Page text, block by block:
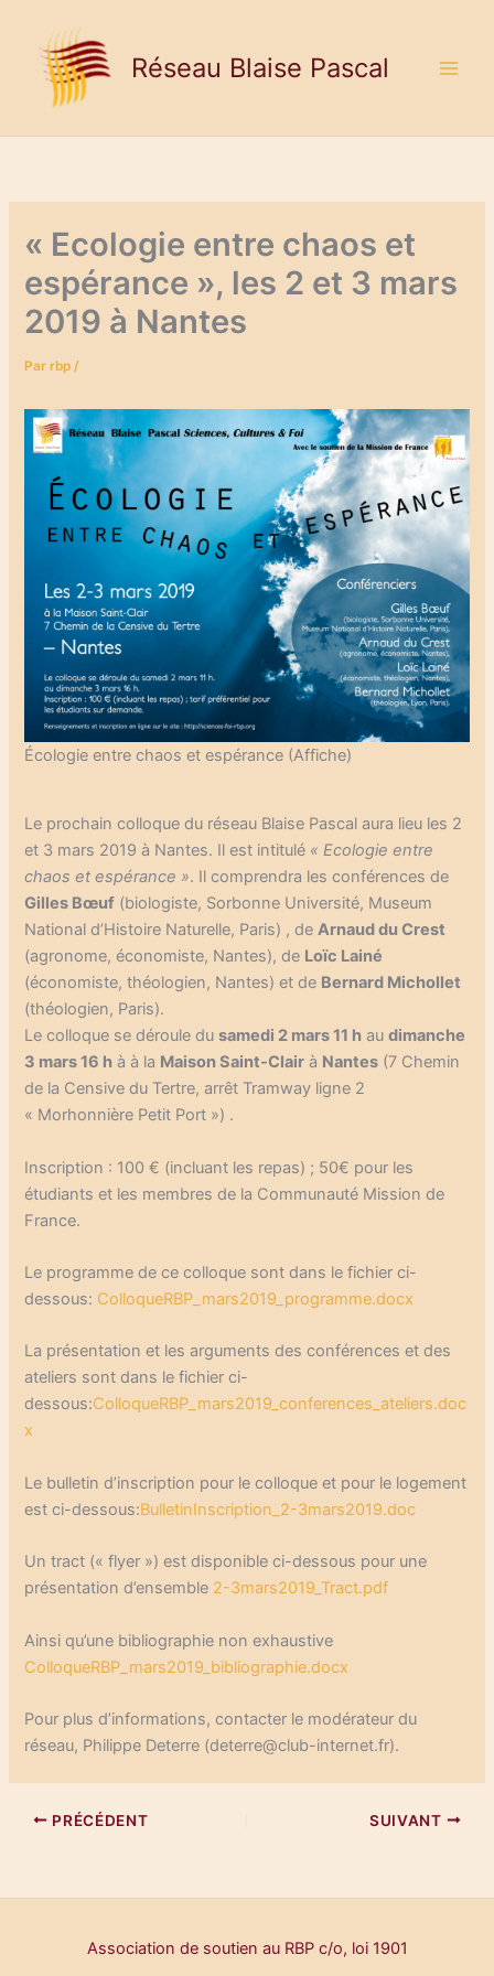
contenu
Réseau Blaise Pascal
« Ecologie entre chaos et
espérance », les 2 et 3 mars
2019 à Nantes
Parrbp/
Écologie entre chaos et espérance (Affiche)
Le prochain colloque du réseau Blaise Pascal aura lieu les 2
et 3 mars 2019 à Nantes. Il est intitulé « Ecologie entre
chaos et espérance ». Il comprendra les conférences de
Gilles Bœuf (biologiste, Sorbonne Université, Museum
National d’Histoire Naturelle, Paris) , deArnaud du Crest
(agronome, économiste, Nantes), de Loïc Lainé
(économiste, théologien, Nantes) et de Bernard Michollet
(théologien, Paris).
Le colloque se déroule dusamedi 2 mars 11 h audimanche
3 mars 16 h à à la Maison Saint-Clair à Nantes (7 Chemin
de la Censive du Tertre, arrêt Tramway ligne 2
« Morhonnière Petit Port ») .
Inscription : 100 € (incluant les repas) ; 50€ pour les
étudiants et les membres de la Communauté Mission de
France.
Le programme de ce colloque sont dans le fichier ci-
dessous: ColloqueRBP_mars2019_programme.docx
La présentation et les arguments des conférences et des
ateliers sont dans le fichier ci-
dessous:ColloqueRBP_mars2019_conferences_ateliers.doc
x
Le bulletin d’inscription pour le colloque et pour le logement
est ci-dessous:BulletinInscription_2-3mars2019.doc
Un tract (« flyer ») est disponible ci-dessous pour une
présentation d’ensemble 2-3mars2019_Tract.pdf
Ainsi qu’une bibliographie non exhaustive
ColloqueRBP_mars2019_bibliographie.docx
Pour plus d’informations, contacter le modérateur du
réseau, Philippe Deterre (deterre@club-internet.fr).
PRÉCÉDENT SUIVANT
Association de soutien au RBP c/o, loi 1901